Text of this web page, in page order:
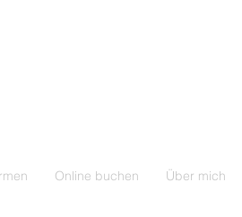
Online buchen Über mich